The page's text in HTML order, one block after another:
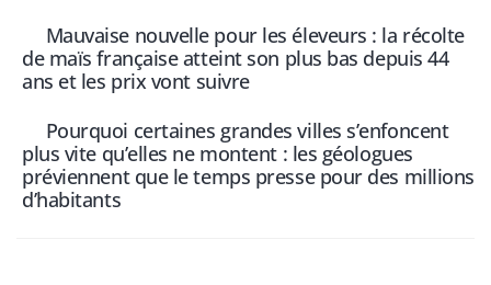
Mauvaise nouvelle pour les éleveurs : la récolte
de maïs française atteint son plus bas depuis 44
ans et les prix vont suivre
Pourquoi certaines grandes villes s’enfoncent
plus vite qu’elles ne montent : les géologues
préviennent que le temps presse pour des millions
d’habitants